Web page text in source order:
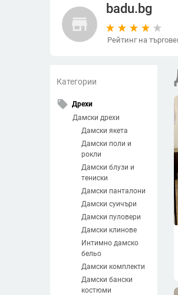
store
badu.bg
Рейтинг на
Категории
local_offer Дрехи
Дамски дрехи
Дамски якета
Дамски поли и
рокли
Дамски блузи и
тениски
Дамски панталони
Дамски суичъри
Дамски пуловери
Дамски клинове
Интимно дамско
бельо
Дамски комплекти
Дамски бански
костюми